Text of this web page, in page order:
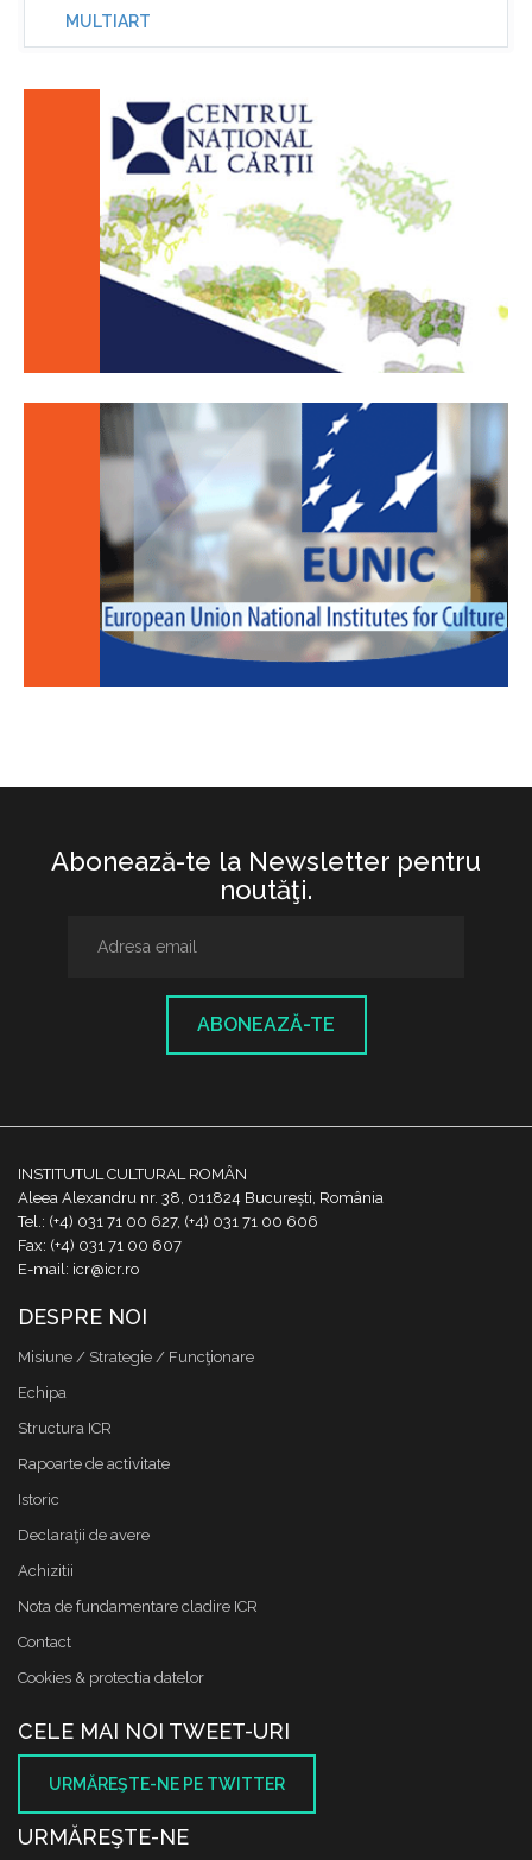
MULTIART
Abonează-te la Newsletter pentru
noutăţi.
ABONEAZĂ-TE
INSTITUTUL CULTURAL ROMÂN
Aleea Alexandru nr. 38, 011824 București, România
Tel.: (+4) 031 71 00 627, (+4) 031 71 00 606
Fax: (+4) 031 71 00 607
E-mail: icr@icr.ro
DESPRE NOI
Misiune / Strategie / Funcţionare
Echipa
Structura ICR
Rapoarte de activitate
Istoric
Declaraţii de avere
Achizitii
Nota de fundamentare cladire ICR
Contact
Cookies & protectia datelor
CELE MAI NOI TWEET-URI
URMĂREŞTE-NE PE TWITTER
URMĂREŞTE-NE